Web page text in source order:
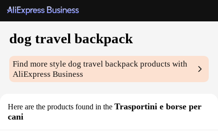
dog travel backpack
Find more styledog travel backpack products with
AliExpress Business
Here are the products found in the Trasportini e borse per
cani